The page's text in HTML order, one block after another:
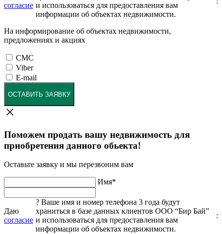
согласие и использоваться для предоставления вам
информации об объектах недвижимости.
На информирование об объектах недвижимости,
предложениях и акциях
СМС
Viber
E-mail
ОСТАВИТЬ ЗАЯВКУ
Поможем продать вашу недвижимость для
приобретения данного обьекта!
Оставьте заявку и мы перезвоним вам
Имя*
Даю
согласие
? Ваше имя и номер телефона 3 года будут
храниться в базе данных клиентов ООО “Бир Бай”
и использоваться для предоставления вам
информации об объектах недвижимости.
: